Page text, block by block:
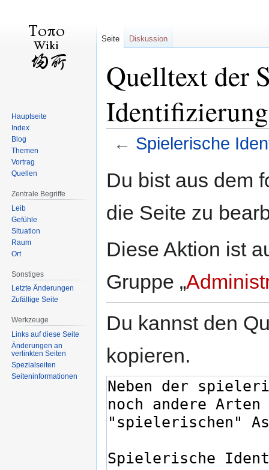
Quelltext der
Identifizierung
← Spielerische
Navigation
Suche
Du bist aus dem
die Seite zu
Diese Aktion ist
Gruppe „
Du kannst den
kopieren.
Seite Diskussion
Hauptseite
Index
Blog
Themen
Vortrag
Quellen
Zentrale Begriffe
Leib
Gefühle
Situation
Raum
Ort
Sonstiges
Letzte Änderungen
Zufällige Seite
Werkzeuge
Links auf diese Seite
Änderungen an
verlinkten Seiten
Spezialseiten
Seiten­informationen